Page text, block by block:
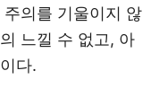
의를 기울이지 않
느낄 수 없고, 아
다.